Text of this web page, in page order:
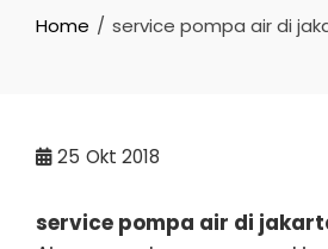
Home service pompa air di
25 Okt 2018
service pompa air di